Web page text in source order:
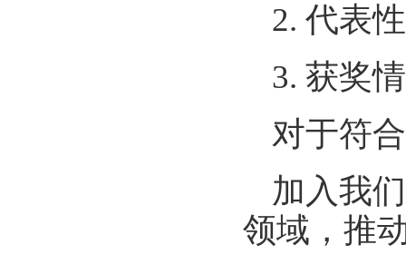
2. 代表
3. 获奖
对于符
加入我
领域，推